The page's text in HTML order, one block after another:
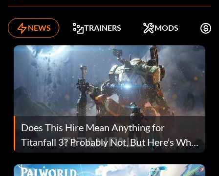
NEWS TRAINERS MODS
Does This Hire Mean Anything for
Titanfall 3? Probably Not, But Here’s Why
Fans Are Hopeful